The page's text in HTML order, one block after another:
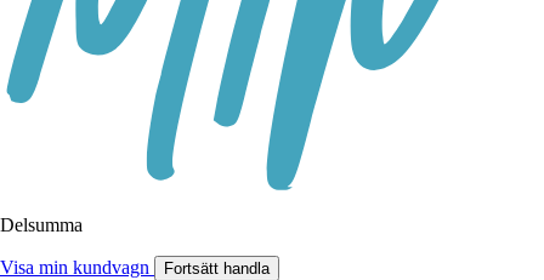
Delsumma
Visa min kundvagn Fortsätt handla